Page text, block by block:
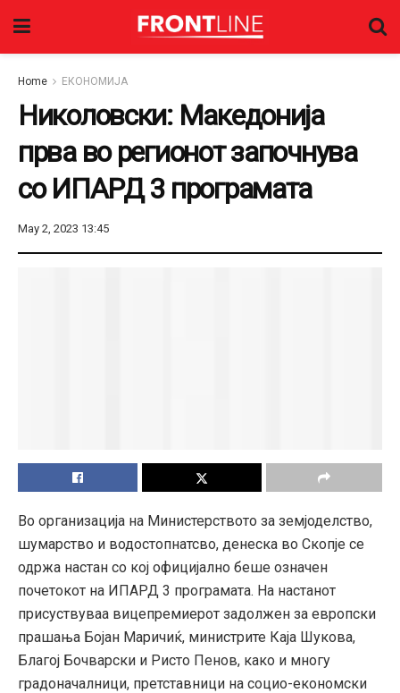
Home ЕКОНОМИЈА
Николовски: Македонија
прва во регионот започнува
со ИПАРД 3 програмата
May 2, 2023 13:45
Во организација на Министерството за земјоделство,
шумарство и водостопнатсво, денеска во Скопје се
одржа настан со кој официјално беше означен
почетокот на ИПАРД 3 програмата. На настанот
присуствуваа вицепремиерот задолжен за европски
прашања Бојан Маричиќ, министрите Каја Шукова,
Благој Бочварски и Ристо Пенов, како и многу
градоначалници, претставници на социо-економски